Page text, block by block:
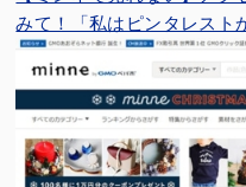
みて！「私はピンタレスト